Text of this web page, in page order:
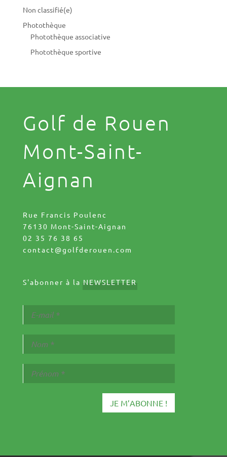
Non classifié(e)
Photothèque
Photothèque associative
Photothèque sportive
Golf de Rouen
Mont-Saint-
Aignan
Rue Francis Poulenc
76130 Mont-Saint-Aignan
02 35 76 38 65
contact@golfderouen.com
S'abonner à la NEWSLETTER